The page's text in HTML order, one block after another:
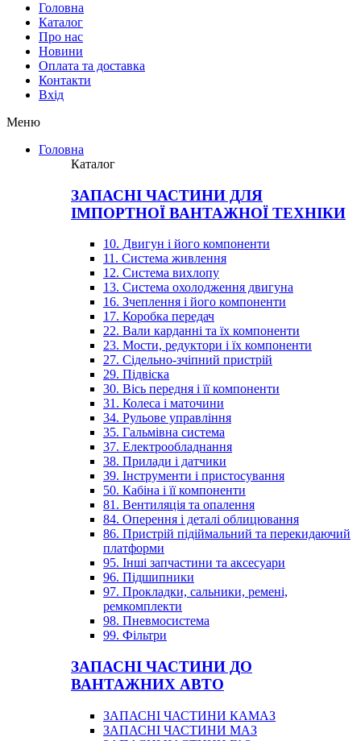
Головна
Каталог
Про нас
Новини
Оплата та доставка
Контакти
Вхiд
Меню
Головна
Каталог
ЗАПАСНІ ЧАСТИНИ ДЛЯ
ІМПОРТНОЇ ВАНТАЖНОЇ ТЕХНІКИ
10. Двигун і його компоненти
11. Система живлення
12. Система вихлопу
13. Система охолодження двигуна
16. Зчеплення і його компоненти
17. Коробка передач
22. Вали карданні та їх компоненти
23. Мости, редуктори і їх компоненти
27. Сідельно-зчіпний пристрій
29. Підвіска
30. Вісь передня і її компоненти
31. Колеса і маточини
34. Рульове управління
35. Гальмівна система
37. Електрообладнання
38. Прилади і датчики
39. Інструменти і пристосування
50. Кабіна і її компоненти
81. Вентиляція та опалення
84. Оперення і деталі облицювання
86. Пристрій підіймальний та перекидаючий
платформи
95. Інші запчастини та аксесуари
96. Підшипники
97. Прокладки, сальники, ремені,
ремкомплекти
98. Пневмосистема
99. Фільтри
ЗАПАСНІ ЧАСТИНИ ДО
ВАНТАЖНИХ АВТО
ЗАПАСНІ ЧАСТИНИ КАМАЗ
ЗАПАСНІ ЧАСТИНИ МАЗ